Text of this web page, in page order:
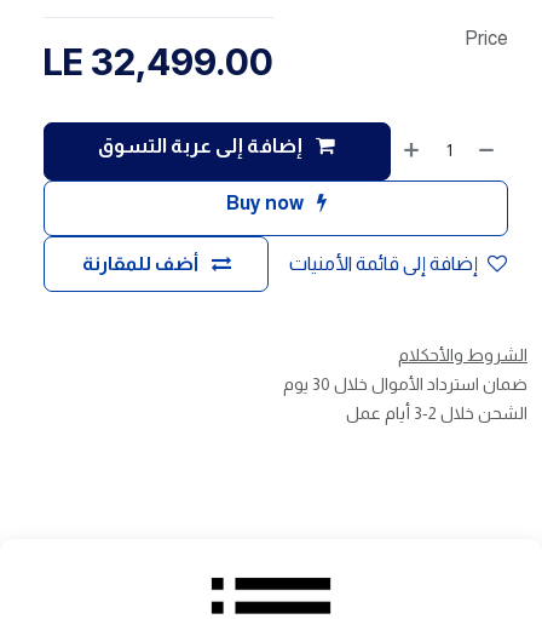
إضافة إلى عربة التسوق
Buy now
أضف للمقارنة إضافة إلى قائمة الأمنيات
Price
32,499.00
الشروط والأحكلام
ضمان استرداد الأموال خلال 30 يوم
الشحن خلال 2-3 أيام عمل